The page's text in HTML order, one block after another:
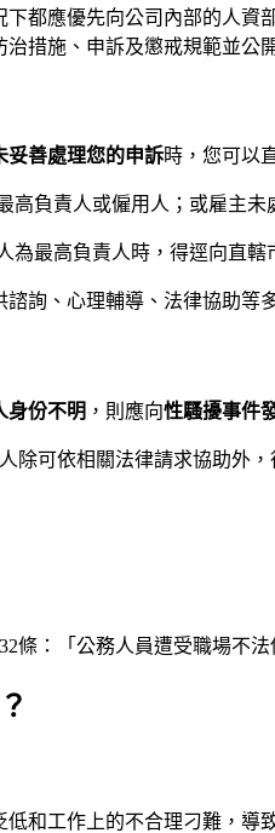
都應優先向公司內部的人
措施、申訴及懲戒規範並公
妥善處理您的申訴時，您可以
高負責人或僱用人；或雇主
為最高負責人時，得逕向直轄
詢、心理輔導、法律協助等
身份不明 ，則應向性騷擾事件
除可依相關法律請求協助
條：「公務人員遭受職場不
和工作上的不合理刁難，